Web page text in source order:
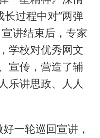
过程中对“两弹
讲结束后，专家
学校对优秀网文
宣传，营造了辅
乐讲思政、人人
一轮巡回宣讲，